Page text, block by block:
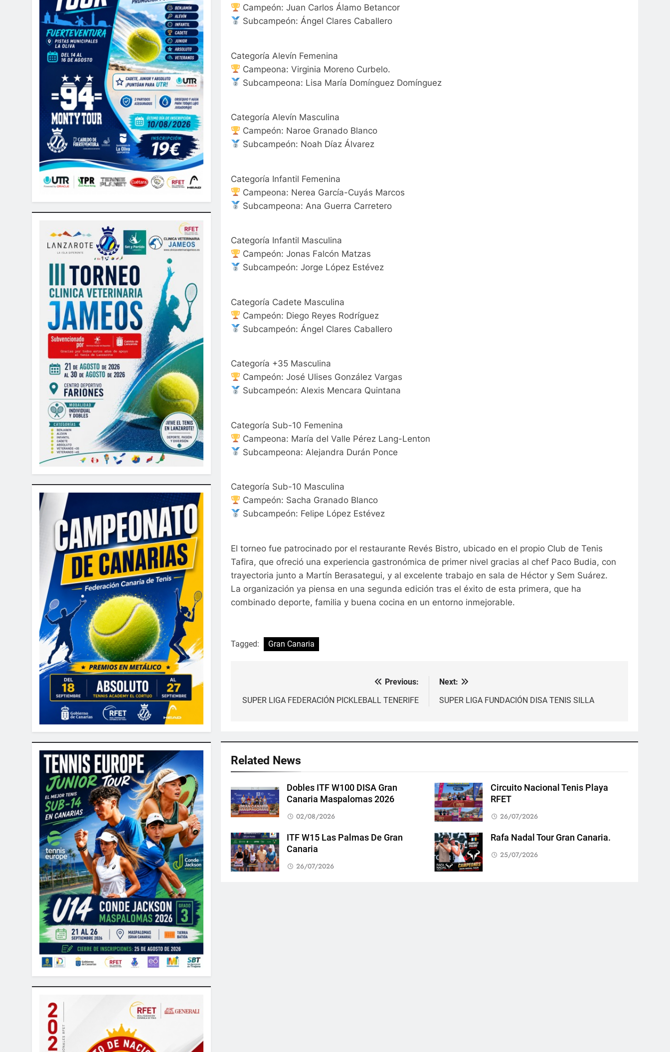
Campeón: Juan Carlos Álamo Betancor
Subcampeón: Ángel Clares Caballero
Categoría Alevín Femenina
Campeona: Virginia Moreno Curbelo.
Subcampeona: Lisa María Domínguez Domínguez
Categoría Alevín Masculina
Campeón: Naroe Granado Blanco
Subcampeón: Noah Díaz Álvarez
Categoría Infantil Femenina
Campeona: Nerea García-Cuyás Marcos
Subcampeona: Ana Guerra Carretero
Categoría Infantil Masculina
Campeón: Jonas Falcón Matzas
Subcampeón: Jorge López Estévez
Categoría Cadete Masculina
Campeón: Diego Reyes Rodríguez
Subcampeón: Ángel Clares Caballero
Categoría +35 Masculina
Campeón: José Ulises González Vargas
Subcampeón: Alexis Mencara Quintana
Categoría Sub-10 Femenina
Campeona: María del Valle Pérez Lang-Lenton
Subcampeona: Alejandra Durán Ponce
Categoría Sub-10 Masculina
Campeón: Sacha Granado Blanco
Subcampeón: Felipe López Estévez
El torneo fue patrocinado por el restaurante Revés Bistro, ubicado en el propio Club de Tenis
Tafira, que ofreció una experiencia gastronómica de primer nivel gracias al chef Paco Budia, con
trayectoria junto a Martín Berasategui, y al excelente trabajo en sala de Héctor y Sem Suárez.
La organización ya piensa en una segunda edición tras el éxito de esta primera, que ha
combinado deporte, familia y buena cocina en un entorno inmejorable.
Tagged: Gran Canaria
de
Previous:
SUPER LIGA FEDERACIÓN PICKLEBALL TENERIFE
Next:
SUPER LIGA FUNDACIÓN DISA TENIS SILLA
Related News
Dobles ITF W100 DISA Gran
Canaria Maspalomas 2026
02/08/2026
Circuito Nacional Tenis Playa
RFET
26/07/2026
ITF W15 Las Palmas De Gran
Canaria
26/07/2026
Rafa Nadal Tour Gran Canaria.
25/07/2026